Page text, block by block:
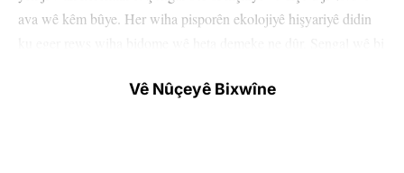
ava wê kêm bûye. Her wiha pisporên ekolojiyê hişyariyê didin
Vê Nûçeyê Bixwîne